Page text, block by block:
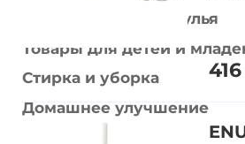
Рабочие столы и стулья
Товары для детей и
Стирка и уборка
Домашнее улучшение